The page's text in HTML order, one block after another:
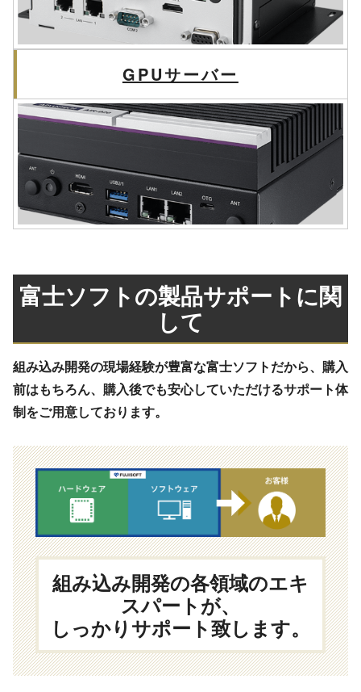
GPUサーバー
富士ソフトの製品サポートに関
して
組み込み開発の現場経験が豊富な富士ソフトだから、購入
前はもちろん、購入後でも安心していただけるサポート体
制をご用意しております。
組み込み開発の各領域のエキ
スパートが、
しっかりサポート致します。